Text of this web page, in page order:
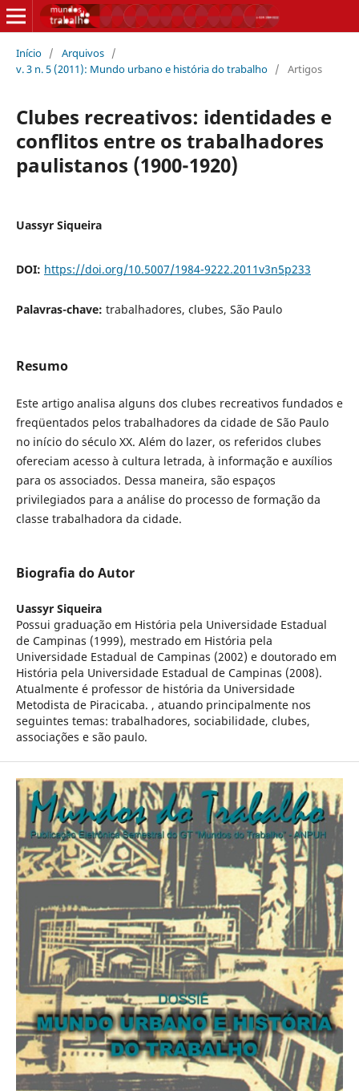
Início / Arquivos /
v. 3 n. 5 (2011): Mundo urbano e história do trabalho / Artigos
Clubes recreativos: identidades e
conflitos entre os trabalhadores
paulistanos (1900-1920)
Uassyr Siqueira
DOI: https://doi.org/10.5007/1984-9222.2011v3n5p233
Palavras-chave: trabalhadores, clubes, São Paulo
Resumo
Este artigo analisa alguns dos clubes recreativos fundados e
freqüentados pelos trabalhadores da cidade de São Paulo
no início do século XX. Além do lazer, os referidos clubes
ofereciam acesso à cultura letrada, à informação e auxílios
para os associados. Dessa maneira, são espaços
privilegiados para a análise do processo de formação da
classe trabalhadora da cidade.
Biografia do Autor
Uassyr Siqueira
Possui graduação em História pela Universidade Estadual
de Campinas (1999), mestrado em História pela
Universidade Estadual de Campinas (2002) e doutorado em
História pela Universidade Estadual de Campinas (2008).
Atualmente é professor de história da Universidade
Metodista de Piracicaba. , atuando principalmente nos
seguintes temas: trabalhadores, sociabilidade, clubes,
associações e são paulo.